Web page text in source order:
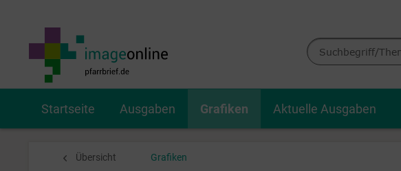
Startseite Ausgaben Grafiken Aktuelle Ausgaben
Übersicht Grafiken